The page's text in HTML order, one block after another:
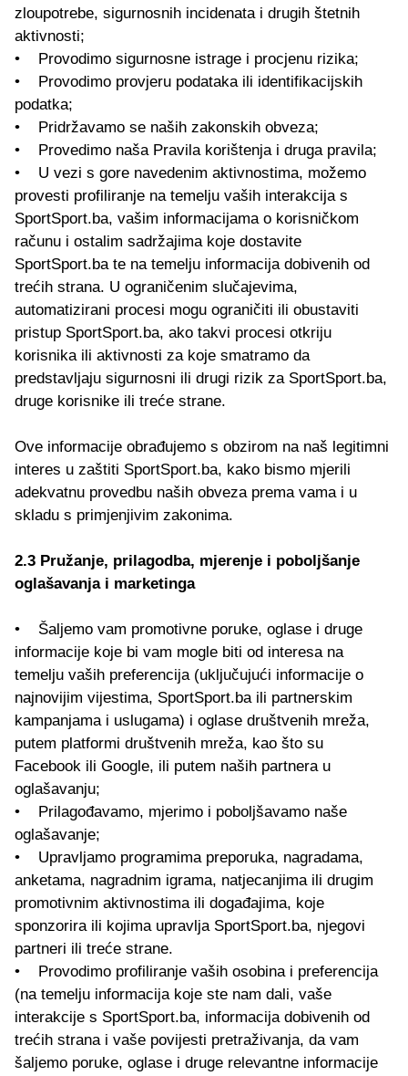
zloupotrebe, sigurnosnih incidenata i drugih štetnih
aktivnosti;
• Provodimo sigurnosne istrage i procjenu rizika;
• Provodimo provjeru podataka ili identifikacijskih
podatka;
• Pridržavamo se naših zakonskih obveza;
• Provedimo naša Pravila korištenja i druga pravila;
• U vezi s gore navedenim aktivnostima, možemo
provesti profiliranje na temelju vaših interakcija s
SportSport.ba, vašim informacijama o korisničkom
računu i ostalim sadržajima koje dostavite
SportSport.ba te na temelju informacija dobivenih od
trećih strana. U ograničenim slučajevima,
automatizirani procesi mogu ograničiti ili obustaviti
pristup SportSport.ba, ako takvi procesi otkriju
korisnika ili aktivnosti za koje smatramo da
predstavljaju sigurnosni ili drugi rizik za SportSport.ba,
druge korisnike ili treće strane.
Ove informacije obrađujemo s obzirom na naš legitimni
interes u zaštiti SportSport.ba, kako bismo mjerili
adekvatnu provedbu naših obveza prema vama i u
skladu s primjenjivim zakonima.
2.3 Pružanje, prilagodba, mjerenje i poboljšanje
oglašavanja i marketinga
• Šaljemo vam promotivne poruke, oglase i druge
informacije koje bi vam mogle biti od interesa na
temelju vaših preferencija (uključujući informacije o
najnovijim vijestima, SportSport.ba ili partnerskim
kampanjama i uslugama) i oglase društvenih mreža,
putem platformi društvenih mreža, kao što su
Facebook ili Google, ili putem naših partnera u
oglašavanju;
• Prilagođavamo, mjerimo i poboljšavamo naše
oglašavanje;
• Upravljamo programima preporuka, nagradama,
anketama, nagradnim igrama, natjecanjima ili drugim
promotivnim aktivnostima ili događajima, koje
sponzorira ili kojima upravlja SportSport.ba, njegovi
partneri ili treće strane.
• Provodimo profiliranje vaših osobina i preferencija
(na temelju informacija koje ste nam dali, vaše
interakcije s SportSport.ba, informacija dobivenih od
trećih strana i vaše povijesti pretraživanja, da vam
šaljemo poruke, oglase i druge relevantne informacije